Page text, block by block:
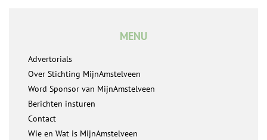
MENU
Advertorials
Over Stichting MijnAmstelveen
Word Sponsor van MijnAmstelveen
Berichten insturen
Contact
Wie en Wat is MijnAmstelveen